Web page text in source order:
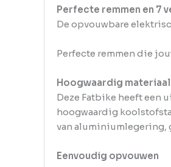
Perfecte remmen en 7
De opvouwbare
Perfecte remmen die
Hoogwaardig materiaal
Deze Fatbike heeft een
hoogwaardig
van aluminiumlegering,
Eenvoudig opvouwen